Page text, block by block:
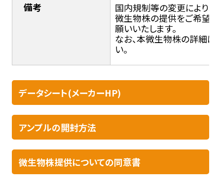
備考
国内規制等の変更により輸
微生物株の提供をご希望の
願いいたします。
なお、本微生物株の詳細に
い。
データシート(メーカーHP)
アンプルの開封方法​
微生物株提供についての同意書